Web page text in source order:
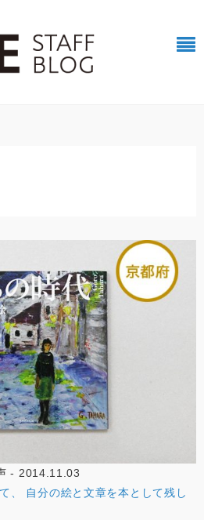
- 2014.11.03
、 自分の絵と文章を本として残し